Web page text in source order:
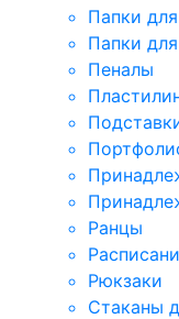
Папки
Папки
Пеналы
Ранцы
Рюкзаки
Стаканы